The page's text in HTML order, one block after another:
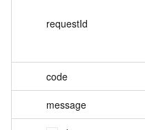
requestId
code
message